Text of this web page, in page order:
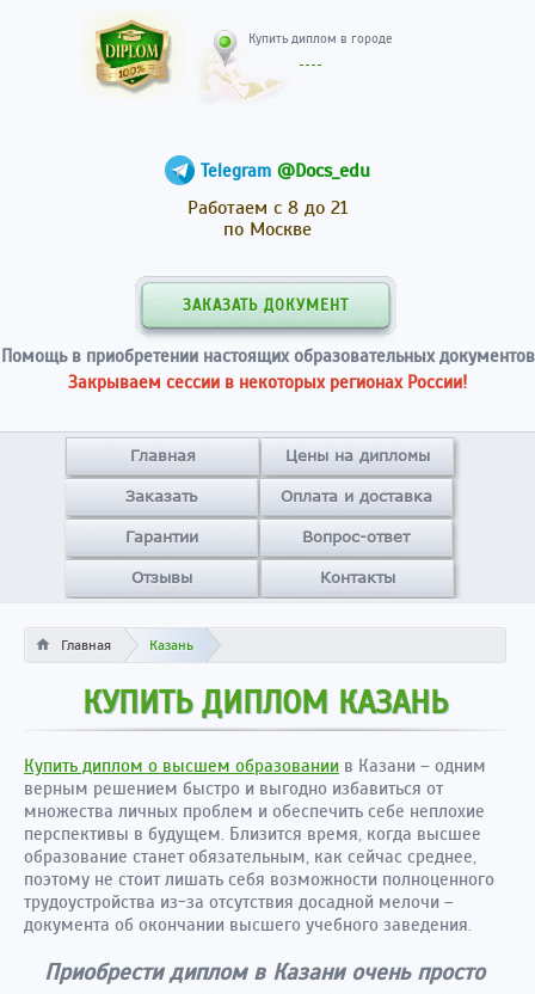
Telegram @Docs_edu
Работаем с 8 до 21
по Москве
ЗАКАЗАТЬ ДОКУМЕНТ
Помощь в приобретении настоящих образовательных документов
Закрываем сессии в некоторых регионах России!
Главная Цены на дипломы
Заказать Оплата и доставка
Гарантии Вопрос-ответ
Отзывы Контакты
Главная Казань
КУПИТЬ ДИПЛОМ КАЗАНЬ
Купить диплом о высшем образовании в Казани – одним
верным решением быстро и выгодно избавиться от
множества личных проблем и обеспечить себе неплохие
перспективы в будущем. Близится время, когда высшее
образование станет обязательным, как сейчас среднее,
поэтому не стоит лишать себя возможности полноценного
трудоустройства из-за отсутствия досадной мелочи –
документа об окончании высшего учебного заведения.
Приобрести диплом в Казани очень просто